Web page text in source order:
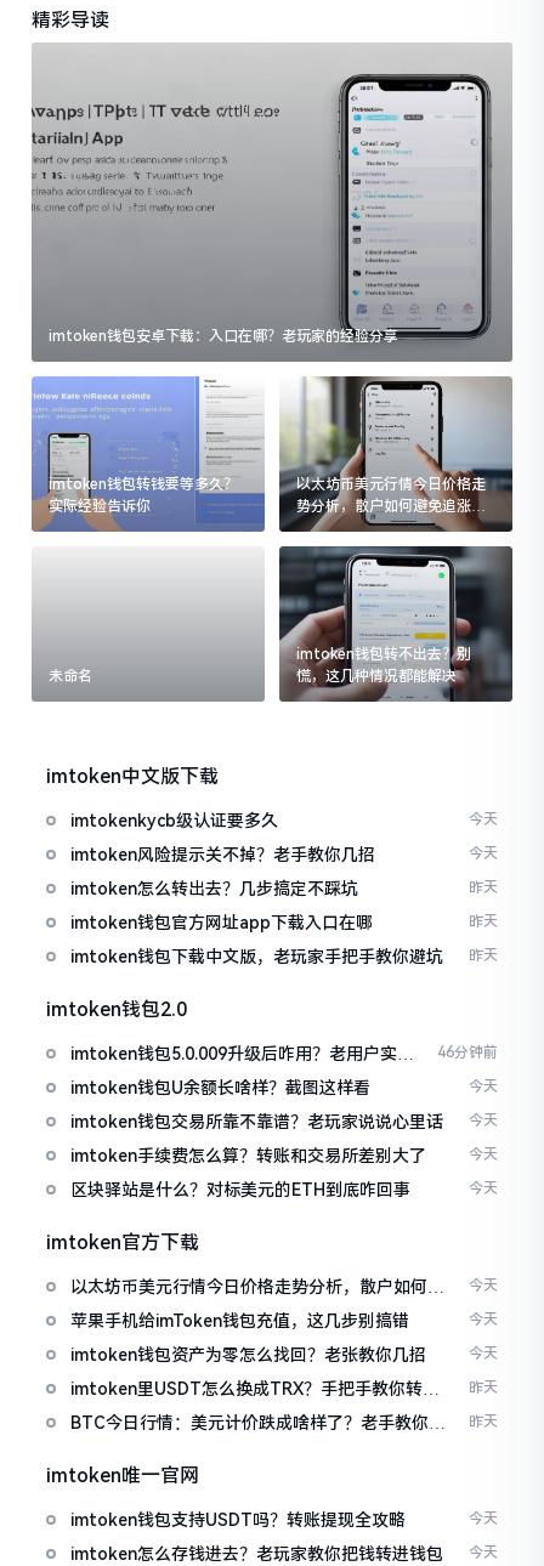
精彩导读
imtoken钱包安卓下载：入口在哪？老玩家的经验分享
imtoken钱包转钱要等多久？
实际经验告诉你
以太坊币美元行情今日价格走
势分析，散户如何避免追涨杀
跌被套牢
未命名
imtoken钱包转不出去？别
慌，这几种情况都能解决
imtoken中文版下载
imtokenkycb级认证要多久 今天
imtoken风险提示关不掉？老手教你几招 今天
imtoken怎么转出去？几步搞定不踩坑 昨天
imtoken钱包官方网址app下载入口在哪 昨天
imtoken钱包下载中文版，老玩家手把手教你避坑 昨天
imtoken钱包2.0
imtoken钱包5.0.009升级后咋用？老用户实测
分享
46分钟前
imtoken钱包U余额长啥样？截图这样看 今天
imtoken钱包交易所靠不靠谱？老玩家说说心里话 今天
imtoken手续费怎么算？转账和交易所差别大了 今天
区块驿站是什么？对标美元的ETH到底咋回事 今天
imtoken官方下载
以太坊币美元行情今日价格走势分析，散户如何避
免追涨杀跌被套牢
今天
苹果手机给imToken钱包充值，这几步别搞错 今天
imtoken钱包资产为零怎么找回？老张教你几招 今天
imtoken里USDT怎么换成TRX？手把手教你转成
波场币
昨天
BTC今日行情：美元计价跌成啥样了？老手教你咋
昨天
imtoken唯一官网
imtoken钱包支持USDT吗？转账提现全攻略 今天
imtoken怎么存钱进去？老玩家教你把钱转进钱包 今天